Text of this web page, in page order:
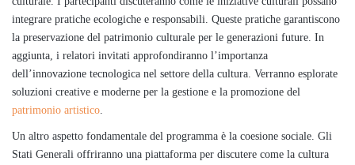
integrare pratiche ecologiche e responsabili. Queste pratiche garantiscono
la preservazione del patrimonio culturale per le generazioni future. In
aggiunta, i relatori invitati approfondiranno l’importanza
dell’innovazione tecnologica nel settore della cultura. Verranno esplorate
soluzioni creative e moderne per la gestione e la promozione del
patrimonio artistico
Un altro aspetto fondamentale del programma è la coesione sociale. Gli
Stati Generali offriranno una piattaforma per discutere come la cultura